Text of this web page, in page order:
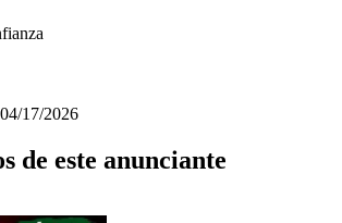
04/17/2026
de este anunciante